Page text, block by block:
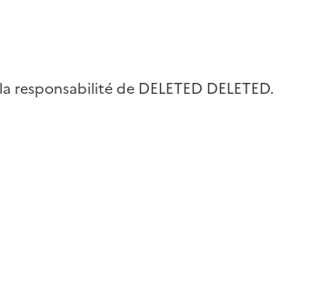
de DELETED DELETED.